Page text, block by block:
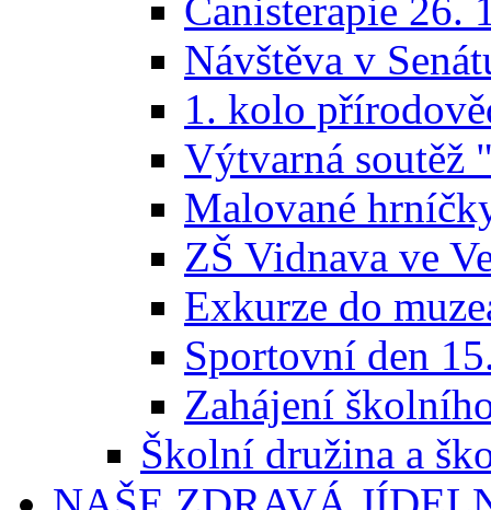
Canisterapie 26.
Návštěva v
1. kolo
Výtvarná soutěž
Malované
ZŠ Vidnava ve
Exkurze do
Sportovní den
Zahájení
Školní družina a